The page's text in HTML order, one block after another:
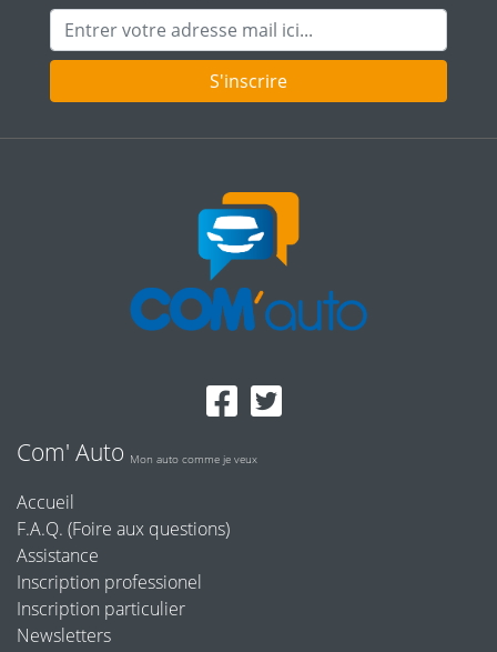
Adresse mail
S'inscrire
Com' Auto Mon auto comme je veux
Accueil
F.A.Q. (Foire aux questions)
Assistance
Inscription professionel
Inscription particulier
Newsletters